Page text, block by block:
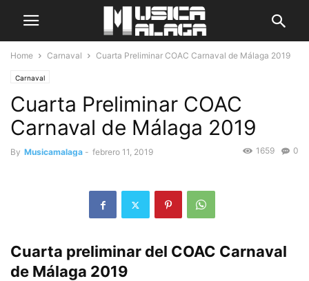
Home Carnaval Cuarta Preliminar COAC Carnaval de Málaga 2019
Carnaval
Cuarta Preliminar COAC
Carnaval de Málaga 2019
By Musicamalaga - febrero 11, 2019 0
1659
Cuarta preliminar del COAC Carnaval
de Málaga 2019